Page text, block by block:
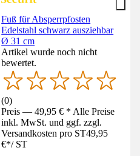
Fuß für Absperrpfosten
Edelstahl schwarz ausziehbar
Ø 31 cm
Artikel wurde noch nicht
bewertet.
(0)
Preis — 49,95 € * Alle Preise
inkl. MwSt. und ggf. zzgl.
Versandkosten pro ST49,95
€*/ ST